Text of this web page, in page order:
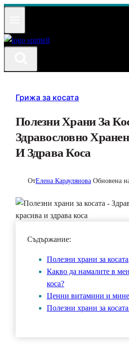
Към
Грижа за косата
Полезни Храни За
Здравословно
И Здрава Коса
ОтЕлена Караулянова Обновена
Съдържание:
Полезни храни за косата
Какво да намалите в
коса?
Ценни витамини и
Полезни храни за